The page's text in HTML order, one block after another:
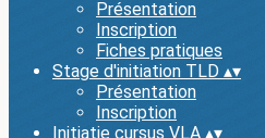
Présentation
Inscription
Fiches pratiques
Stage d'initiation TLD ▴▾
Présentation
Inscription
Initiatie cursus VLA ▴▾